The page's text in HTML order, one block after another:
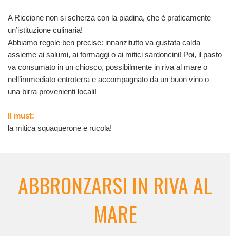
A Riccione non si scherza con la piadina, che è praticamente
un’istituzione culinaria!
Abbiamo regole ben precise: innanzitutto va gustata calda
assieme ai salumi, ai formaggi o ai mitici sardoncini! Poi, il pasto
va consumato in un chiosco, possibilmente in riva al mare o
nell’immediato entroterra e accompagnato da un buon vino o
una birra provenienti locali!
Il must:
la mitica squaquerone e rucola!
ABBRONZARSI IN RIVA AL
MARE